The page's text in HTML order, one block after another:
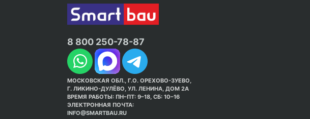
8 800 250-78-87
МОСКОВСКАЯ ОБЛ., Г.О. ОРЕХОВО-ЗУЕВО,
Г. ЛИКИНО-ДУЛЁВО, УЛ. ЛЕНИНА, ДОМ 2А
ВРЕМЯ РАБОТЫ: ПН–ПТ: 9–18, СБ: 10–16
ЭЛЕКТРОННАЯ ПОЧТА:
INFO@SMARTBAU.RU